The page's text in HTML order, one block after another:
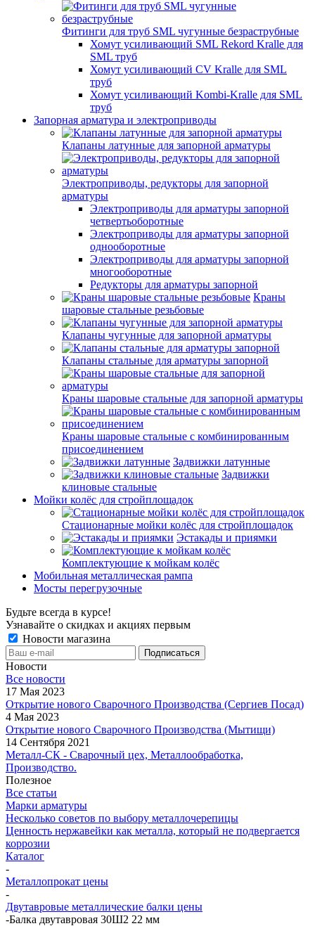
Фитинги для труб SML чугунные безраструбные
Хомут усиливающий SML Rekord Kralle для
SML труб
Хомут усиливающий CV Kralle для SML
труб
Хомут усиливающий Kombi-Kralle для SML
труб
Запорная арматура и электроприводы
Клапаны латунные для запорной арматуры
Электроприводы, редукторы для запорной
арматуры
Электроприводы для арматуры запорной
четвертьоборотные
Электроприводы для арматуры запорной
однооборотные
Электроприводы для арматуры запорной
многооборотные
Редукторы для арматуры запорной
Краны
шаровые стальные резьбовые
Клапаны чугунные для запорной арматуры
Клапаны стальные для арматуры запорной
Краны шаровые стальные для запорной арматуры
Краны шаровые стальные с комбинированным
присоединением
Задвижки латунные
Задвижки
клиновые стальные
Мойки колёс для стройплощадок
Стационарные мойки колёс для стройплощадок
Эстакады и приямки
Комплектующие к мойкам колёс
Мобильная металлическая рампа
Мосты перегрузочные
Будьте всегда в курсе!
Узнавайте о скидках и акциях первым
Новости магазина
Новости
Все новости
17 Мая 2023
Открытие нового Сварочного Производства (Сергиев Посад)
4 Мая 2023
Открытие нового Сварочного Производства (Мытищи)
14 Сентября 2021
Металл-СК - Сварочный цех, Металлообработка,
Производство.
Полезное
Все статьи
Марки арматуры
Несколько советов по выбору металлочерепицы
Ценность нержавейки как металла, который не подвергается
коррозии
Каталог
-
Металлопрокат цены
-
Двутавровые металлические балки цены
-Балка двутавровая 30Ш2 22 мм